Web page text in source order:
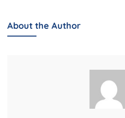
About the Author